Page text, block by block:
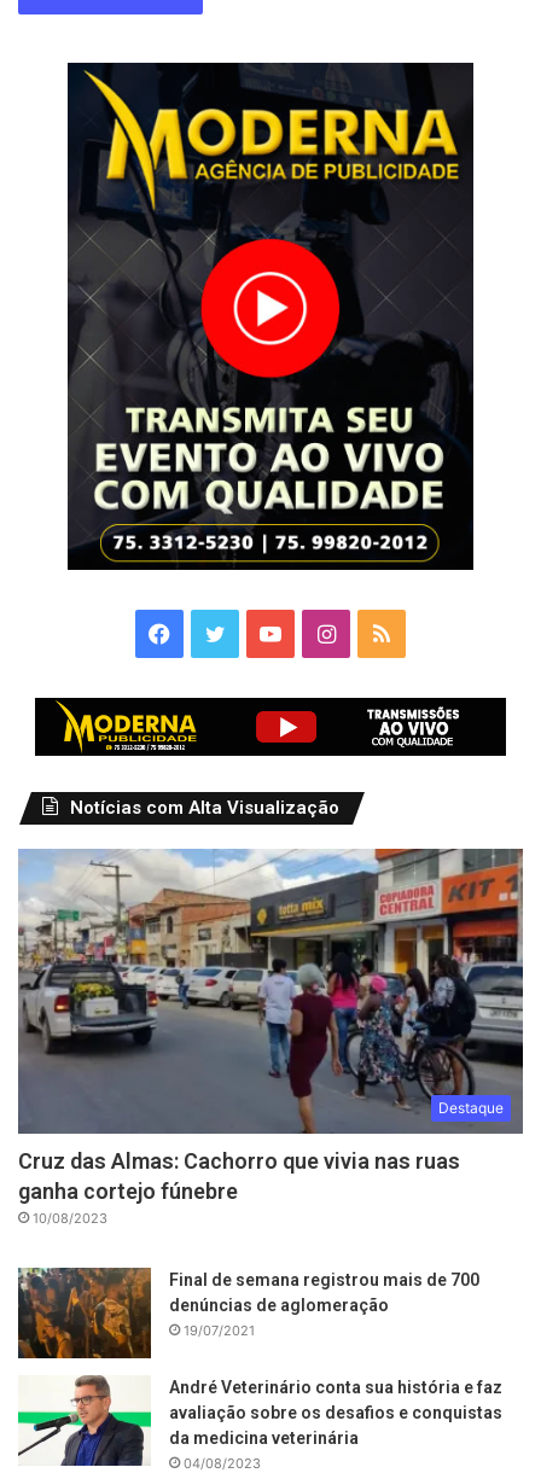
Facebook
TwitterYouTubeInstagram
RSS
Notícias com Alta Visualização
Destaque
Cruz das Almas: Cachorro que vivia nas ruas
ganha cortejo fúnebre
10/08/2023
Final de semana registrou mais de 700
denúncias de aglomeração
19/07/2021
André Veterinário conta sua história e faz
avaliação sobre os desafios e conquistas
da medicina veterinária
04/08/2023